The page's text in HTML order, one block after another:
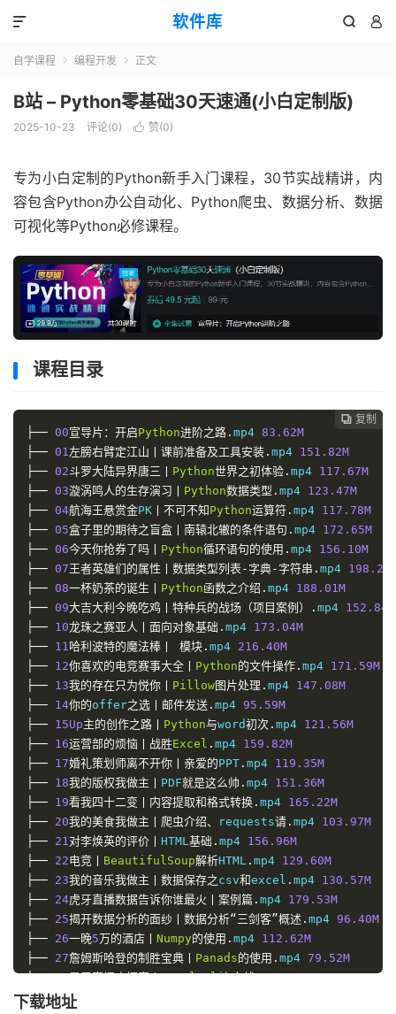
软件库  

自学课程  编程开发  正文
B站 – Python零基础30天速通(小白定制版)
2025-10-23 评论(0)  赞(0)
专为小白定制的Python新手入门课程，30节实战精讲，内
容包含Python办公自动化、Python爬虫、数据分析、数据
可视化等Python必修课程。
课程目录
 复制
 复制
 复制
├── 00宣导片：开启Python进阶之路 . mp4 83.62M
├── 01 左膀右臂定江山丨课前准备及工具安装 . mp4 151.82M
├── 02斗罗大陆异界唐三丨 Python世界之初体验 . mp4 117.67M
├── 03漩涡鸣人的生存演习丨 Python数据类型 . mp4 123.47M
├── 04航海王悬赏金PK 丨不可不知Python运算符 . mp4 117.78M
├── 05盒子里的期待之盲盒丨南辕北辙的条件语句 . mp4 172.65M
├── 06今天你抢券了吗丨 Python循环语句的使用 . mp4 156.10M
├── 07王者英雄们的属性丨数据类型列表-字典-字符串 . mp4 198.20
├── 08一杯奶茶的诞生丨 Python函数之介绍 . mp4 188.01 M
├── 09大吉大利今晚吃鸡丨特种兵的战场（项目案例） . mp4 152.84
├── 10龙珠之赛亚人丨面向对象基础 . mp4 173.04M
├── 11 哈利波特的魔法棒丨 模块 . mp4 216.40M
├── 12你喜欢的电竞赛事大全丨 Python的文件操作 . mp4 171.59M
├── 13我的存在只为悦你丨 Pillow图片处理 . mp4 147.08M
├── 14你的offer之选丨邮件发送 . mp4 95.59M
├── 15Up主的创作之路丨 Python与word初次 . mp4 121.56M
├── 16运营部的烦恼丨战胜Excel . mp4 159.82M
├── 17婚礼策划师离不开你丨亲爱的PPT . mp4 119.35M
├── 18我的版权我做主丨 PDF就是这么帅 . mp4 151.36M
├── 19看我四十二变丨内容提取和格式转换 . mp4 165.22M
├── 20我的美食我做主丨爬虫介绍、 requests请 . mp4 103.97M
├── 21 对李焕英的评价丨 HTML 基础 . mp4 156.96M
├── 22电竞丨 BeautifulSoup解析HTML . mp4 129.60M
├── 23我的音乐我做主丨数据保存之 csv和excel . mp4 130.57M
├── 24虎牙直播数据告诉你谁最火丨案例篇 . mp4 179.53M
├── 25揭开数据分析的面纱丨数据分析“三剑客”概述 . mp4 96.40M
├── 26一晚5万的酒店丨 Numpy的使用 . mp4 112.62M
├── 27詹姆斯哈登的制胜宝典丨 Panads的使用 . mp4 79.52M
├── 28星巴克门店探索丨Matplotlib实战.mp4 85.15M
├── 29小红书卖货实力与用户分析丨综合案例
下载地址